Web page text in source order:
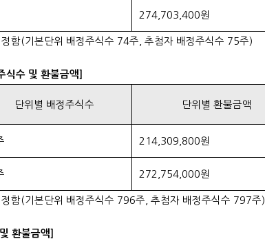
274,703,400원
함(기본단위 배정주식수 74주, 추첨자 배정주식수 75주)
식수 및 환불금액]
단위별 배정주식수 단위별 환불금액
214,309,800원
272,754,000원
함(기본단위 배정주식수 796주, 추첨자 배정주식수 797주)
환불금액]